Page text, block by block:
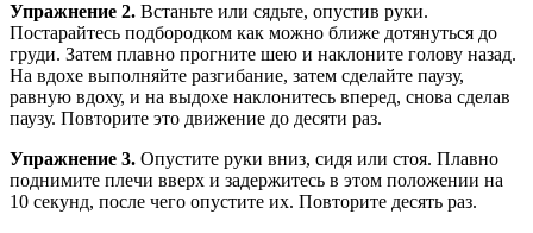
Упражнение 2. Встаньте или сядьте, опустив руки.
Постарайтесь подбородком как можно ближе дотянуться до
груди. Затем плавно прогните шею и наклоните голову назад.
На вдохе выполняйте разгибание, затем сделайте паузу,
равную вдоху, и на выдохе наклонитесь вперед, снова сделав
паузу. Повторите это движение до десяти раз.
Упражнение 3. Опустите руки вниз, сидя или стоя. Плавно
поднимите плечи вверх и задержитесь в этом положении на
10 секунд, после чего опустите их. Повторите десять раз.